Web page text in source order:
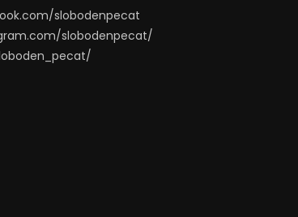
slobodenpecat
slobodenpecat/